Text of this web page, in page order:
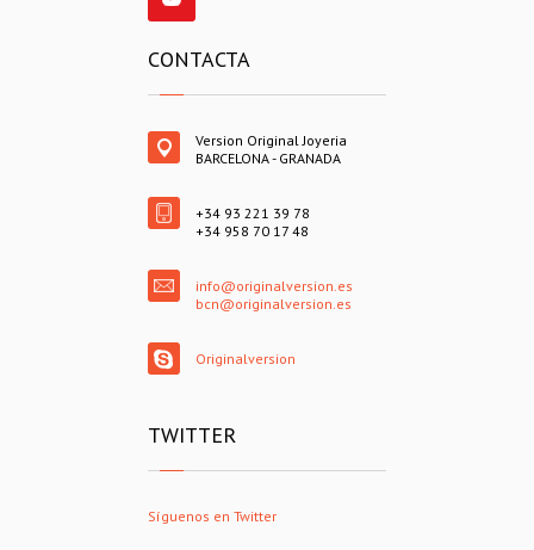
CONTACTA
Version Original Joyeria
BARCELONA - GRANADA
+34 93 221 39 78
+34 958 70 17 48
info@originalversion.es
bcn@originalversion.es
Originalversion
TWITTER
Síguenos en Twitter